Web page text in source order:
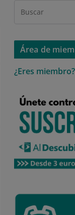
Área de
¿Eres miembro?